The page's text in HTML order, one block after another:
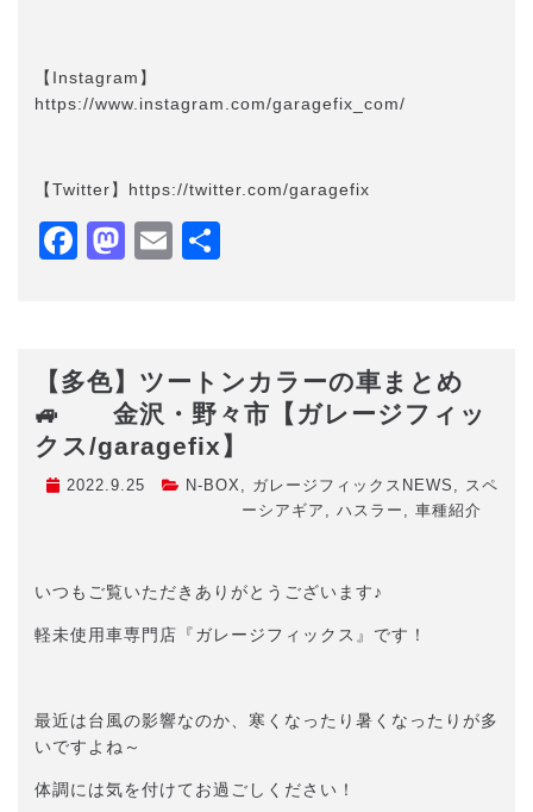
【Instagram】
https://www.instagram.com/garagefix_com/
【Twitter】https://twitter.com/garagefix
Facebook
Mastodon
Email
【多色】ツートンカラーの車まとめ
🚙 金沢・野々市【ガレージフィッ
クス/garagefix】
2022.9.25 N-BOX , ガレージフィックスNEWS , スペ
ーシアギア , ハスラー , 車種紹介
いつもご覧いただきありがとうございます♪
軽未使用車専門店『ガレージフィックス』です！
最近は台風の影響なのか、寒くなったり暑くなったりが多
いですよね～
体調には気を付けてお過ごしください！